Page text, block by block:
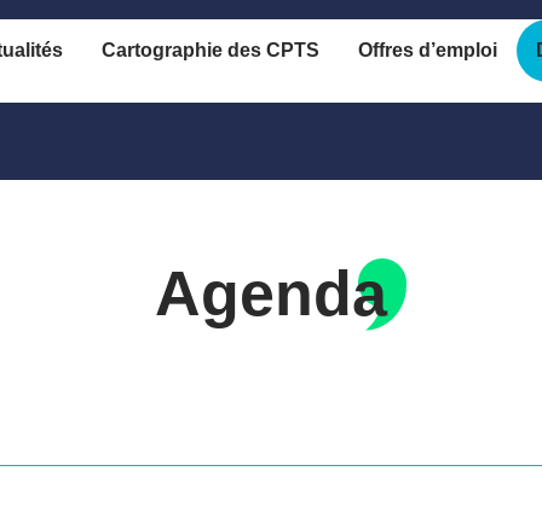
Cartographie des CPTS Offres d’emploi
Agenda